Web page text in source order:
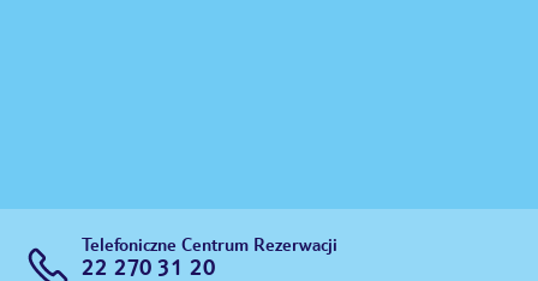
Telefoniczne Centrum Rezerwacji
22 270 31 20